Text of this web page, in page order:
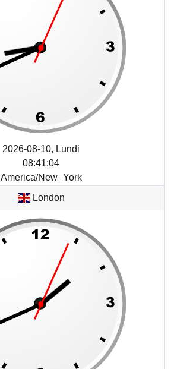
2026-08-10, Lundi
08:41:04
America/New_York
London